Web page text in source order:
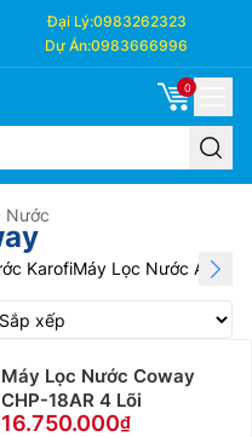
Đại Lý:0983262323
Dự Án:0983666996
0
Nước
KarofiMáy Lọc Nước AO
Máy Lọc Nước Coway
CHP-18AR 4 Lõi
16.750.000